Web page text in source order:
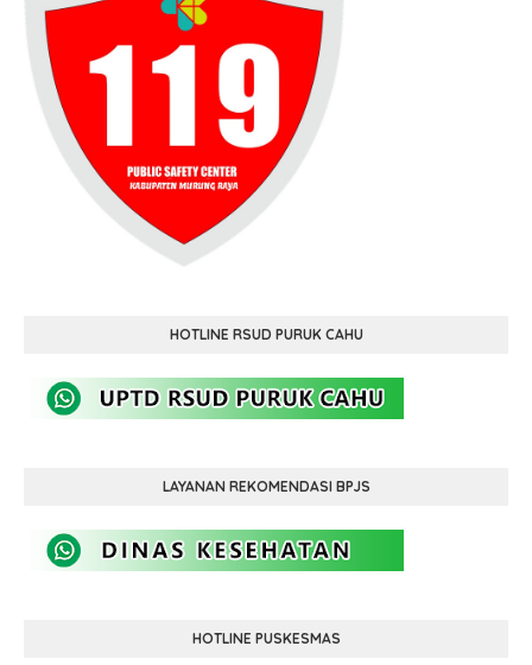
HOTLINE RSUD PURUK CAHU
LAYANAN REKOMENDASI BPJS
HOTLINE PUSKESMAS